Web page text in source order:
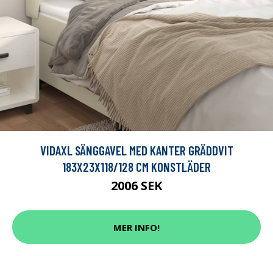
VIDAXL SÄNGGAVEL MED KANTER GRÄDDVIT
183X23X118/128 CM KONSTLÄDER
2006 SEK
MER INFO!